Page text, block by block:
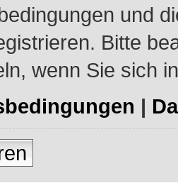
und
Bitte
wenn Sie sich
|